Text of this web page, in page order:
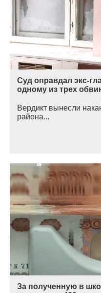
Суд оправдал экс-
одному из трех
Вердикт вынесли
района...
За полученную в